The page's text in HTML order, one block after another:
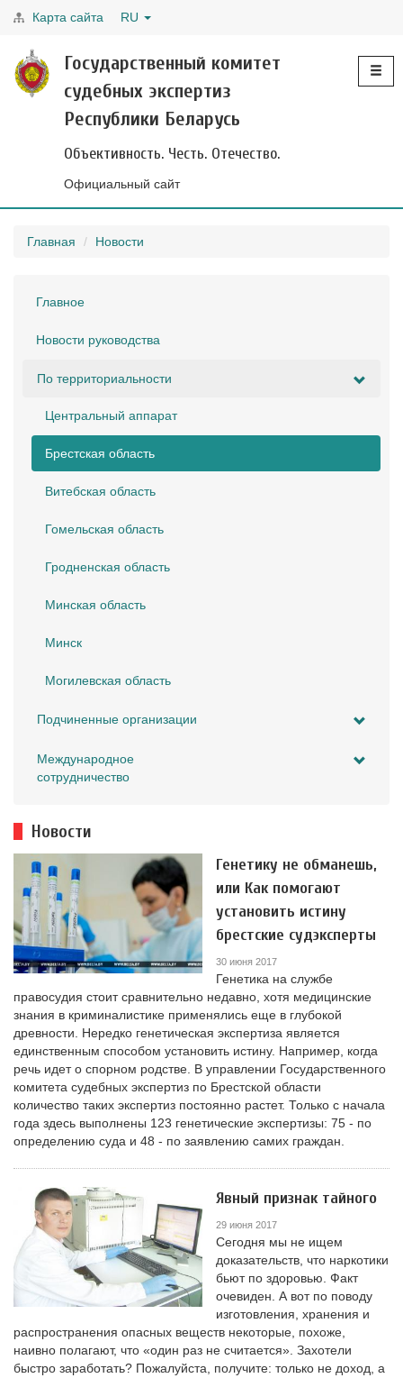
Карта сайта RU
Государственный комитет
судебных экспертиз
Республики Беларусь
Объективность. Честь. Отечество.
Официальный сайт
Главная Новости
Главное
Новости руководства
По территориальности
Центральный аппарат
Брестская область
Витебская область
Гомельская область
Гродненская область
Минская область
Минск
Могилевская область
Подчиненные организации
Международное
сотрудничество
Новости
Генетику не обманешь,
или Как помогают
установить истину
брестские судэксперты
30 июня 2017
Генетика на службе
правосудия стоит сравнительно недавно, хотя медицинские
знания в криминалистике применялись еще в глубокой
древности. Нередко генетическая экспертиза является
единственным способом установить истину. Например, когда
речь идет о спорном родстве. В управлении Государственного
комитета судебных экспертиз по Брестской области
количество таких экспертиз постоянно растет. Только с начала
года здесь выполнены 123 генетические экспертизы: 75 - по
определению суда и 48 - по заявлению самих граждан.
Явный признак тайного
29 июня 2017
Сегодня мы не ищем
доказательств, что наркотики
бьют по здоровью. Факт
очевиден. А вот по поводу
изготовления, хранения и
распространения опасных веществ некоторые, похоже,
наивно полагают, что «один раз не считается». Захотели
быстро заработать? Пожалуйста, получите: только не доход, а